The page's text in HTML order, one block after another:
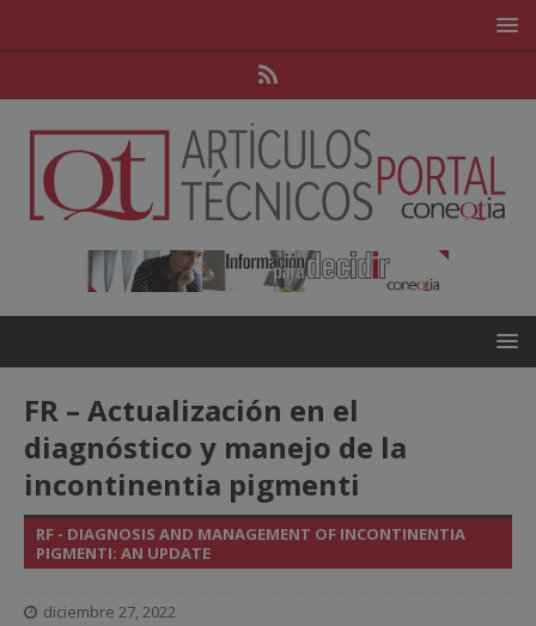
FR – Actualización en el
diagnóstico y manejo de la
incontinentia pigmenti
RF - DIAGNOSIS AND MANAGEMENT OF INCONTINENTIA
PIGMENTI: AN UPDATE
diciembre 27, 2022